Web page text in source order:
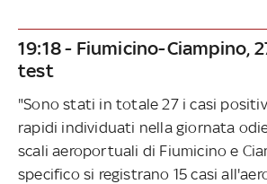
19:18 - Fiumicino-Ciampino,
test
"Sono stati in totale 27 i casi
rapidi individuati nella giornata
scali aeroportuali di Fiumicino e
specifico si registrano 15 casi